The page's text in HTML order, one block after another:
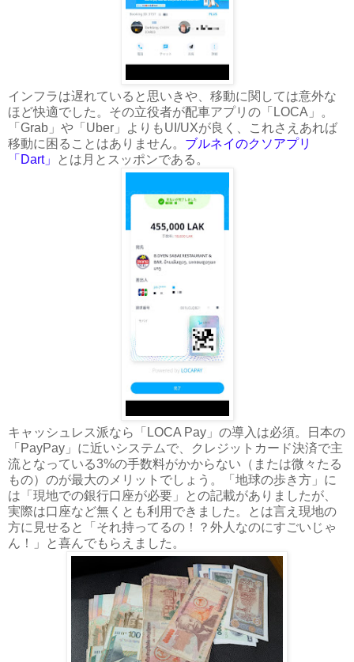
インフラは遅れていると思いきや、移動に関しては意外な
ほど快適でした。その立役者が配車アプリの「LOCA」。
「Grab」や「Uber」よりもUI/UXが良く、これさえあれば
移動に困ることはありません。 ブルネイのクソアプリ
「Dart」
とは月とスッポンである。
キャッシュレス派なら「LOCA Pay」の導入は必須。日本の
「PayPay」に近いシステムで、クレジットカード決済で主
流となっている3%の手数料がかからない（または微々たる
もの）のが最大のメリットでしょう。「地球の歩き方」に
は「現地での銀行口座が必要」との記載がありましたが、
実際は口座など無くとも利用できました。とは言え現地の
方に見せると「それ持ってるの！？外人なのにすごいじゃ
ん！」と喜んでもらえました。